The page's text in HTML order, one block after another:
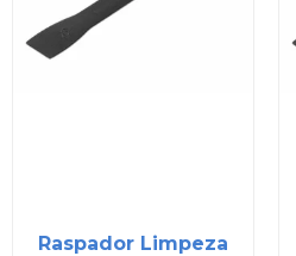
Raspador Limpeza